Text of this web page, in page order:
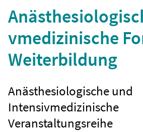
vmedizinische
Weiterbildung
Anästhesiologische und
Intensivmedizinische
Veranstaltungsreihe